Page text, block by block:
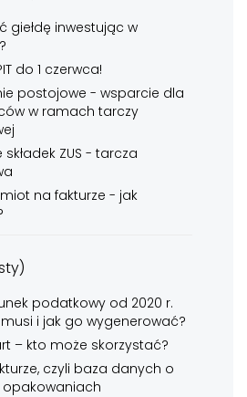
giełdę inwestując w
do 1 czerwca!
postojowe - wsparcie dla
w ramach tarczy
składek ZUS - tarcza
na fakturze - jak
podatkowy od 2020 r.
i jak go wygenerować?
– kto może skorzystać?
czyli baza danych o